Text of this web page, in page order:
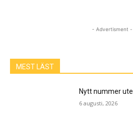
- Advertisment -
MEST LÄST
Nytt nummer ute
6 augusti, 2026